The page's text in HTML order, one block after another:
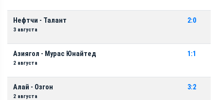
Нефтчи - Талант
3 августа
2:0
Азиягол - Мурас Юнайтед
2 августа
1:1
Алай - Озгон
2 августа
3:2